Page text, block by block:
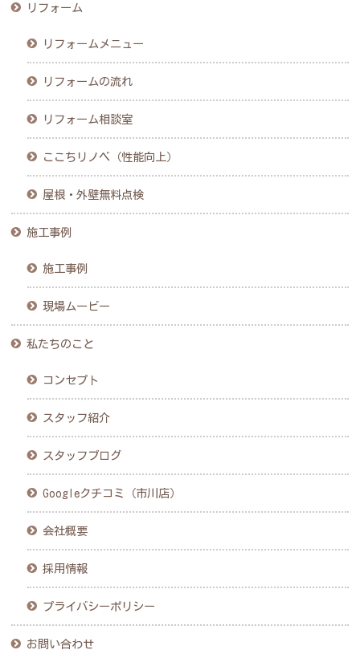
リフォーム
リフォームメニュー
リフォームの流れ
リフォーム相談室
ここちリノベ（性能向上）
屋根・外壁無料点検
施工事例
施工事例
現場ムービー
私たちのこと
コンセプト
スタッフ紹介
スタッフブログ
Googleクチコミ（市川店）
会社概要
採用情報
プライバシーポリシー
お問い合わせ